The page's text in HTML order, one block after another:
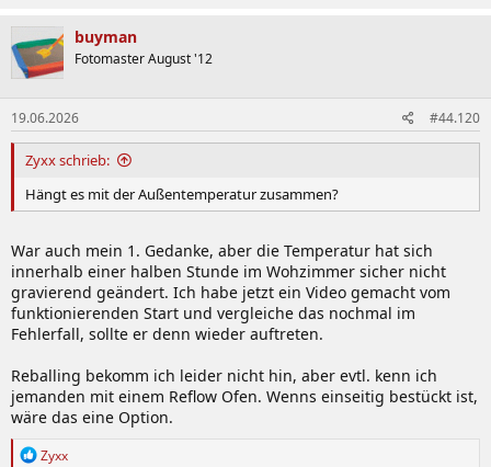
buyman
Fotomaster August '12
19.06.2026 #44.120
Zyxx schrieb:
Hängt es mit der Außentemperatur zusammen?
War auch mein 1. Gedanke, aber die Temperatur hat sich
innerhalb einer halben Stunde im Wohzimmer sicher nicht
gravierend geändert. Ich habe jetzt ein Video gemacht vom
funktionierenden Start und vergleiche das nochmal im
Fehlerfall, sollte er denn wieder auftreten.
Reballing bekomm ich leider nicht hin, aber evtl. kenn ich
jemanden mit einem Reflow Ofen. Wenns einseitig bestückt ist,
wäre das eine Option.
R
Zyxx